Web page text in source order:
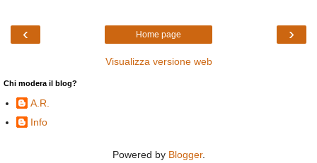
‹ ›
Home page
Visualizza versione web
Chi modera il blog?
A.R.
Info
Powered by Blogger.